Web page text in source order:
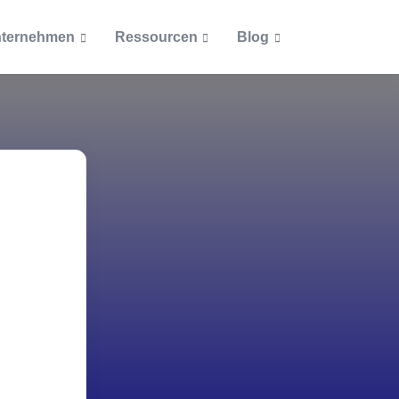
Ressourcen Blog